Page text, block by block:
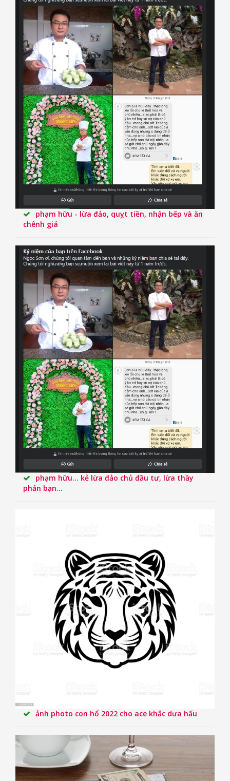
phạm hữu - lừa đảo, quỵt tiền, nhận bếp và ăn
chênh giá
phạm hữu... kẻ lừa đảo chủ đầu tư, lừa thầy
phản bạn...
ảnh photo con hổ 2022 cho ace khắc dưa hấu